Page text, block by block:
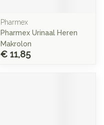
Pharmex
Pharmex Urinaal Heren
Makrolon
€ 11,85